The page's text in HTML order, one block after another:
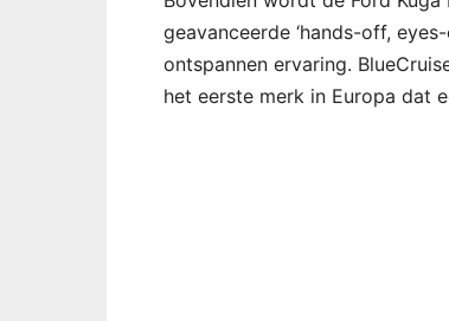
geavanceerde ‘hands-off,
ontspannen ervaring.
het eerste merk in Europa dat